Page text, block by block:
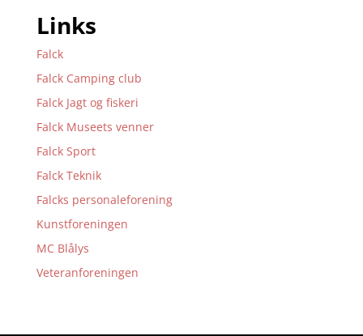
Links
Falck
Falck Camping club
Falck Jagt og fiskeri
Falck Museets venner
Falck Sport
Falck Teknik
Falcks personaleforening
Kunstforeningen
MC Blålys
Veteranforeningen